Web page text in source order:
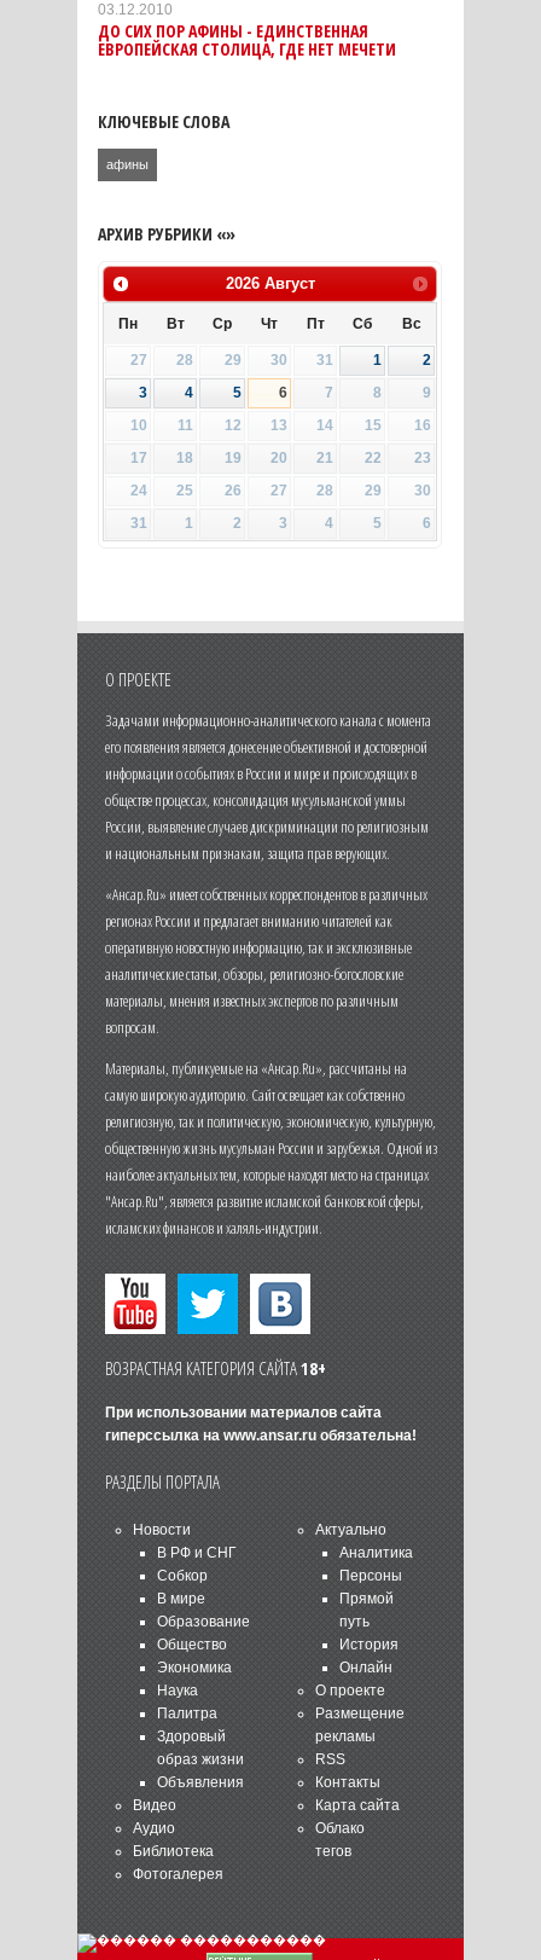
03.12.2010
ДО СИХ ПОР АФИНЫ - ЕДИНСТВЕННАЯ
ЕВРОПЕЙСКАЯ СТОЛИЦА, ГДЕ НЕТ МЕЧЕТИ
КЛЮЧЕВЫЕ СЛОВА
афины
АРХИВ РУБРИКИ «»
2026 Август
Пн Вт Ср Чт Пт Сб Вс
27 28 29 30 31 1
2
3
4 5 6 7 8
9
10
11 12 13 14 15
16
17
18 19 20 21 22
23
24
25 26 27 28 29
30
31
1 2 3 4 5 6
О ПРОЕКТЕ
Задачами информационно-аналитического канала с момента
его появления является донесение объективной и достоверной
информации о событиях в России и мире и происходящих в
обществе процессах, консолидация мусульманской уммы
России, выявление случаев дискриминации по религиозным
и национальным признакам, защита прав верующих.
«Ансар.Ru» имеет собственных корреспондентов в различных
регионах России и предлагает вниманию читателей как
оперативную новостную информацию, так и эксклюзивные
аналитические статьи, обзоры, религиозно-богословские
материалы, мнения известных экспертов по различным
вопросам.
Материалы, публикуемые на «Ансар.Ru», рассчитаны на
самую широкую аудиторию. Сайт освещает как собственно
религиозную, так и политическую, экономическую, культурную,
общественную жизнь мусульман России и зарубежья. Одной из
наиболее актуальных тем, которые находят место на страницах
"Ансар.Ru", является развитие исламской банковской сферы,
исламских финансов и халяль-индустрии.
ВОЗРАСТНАЯ КАТЕГОРИЯ САЙТА18+
При использовании материалов сайта
гиперссылка на www.ansar.ruобязательна!
РАЗДЕЛЫ ПОРТАЛА
Новости
В РФ и СНГ
Собкор
В мире
Образование
Общество
Экономика
Наука
Палитра
Здоровый
образ жизни
Объявления
Видео
Аудио
Библиотека
Фотогалерея
Актуально
Аналитика
Персоны
Прямой
путь
История
Онлайн
О проекте
Размещение
рекламы
RSS
Контакты
Карта сайта
Облако
тегов